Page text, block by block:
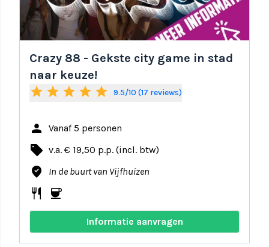
Crazy 88 - Gekste city game in stad
naar keuze!
star star star star star 9.5/10 (17 reviews)
person Vanaf 5 personen
local_offer v.a. € 19,50 p.p. (incl. btw)
where_to_vote In de buurt van Vijfhuizen
restaurant coffee
Informatie aanvragen